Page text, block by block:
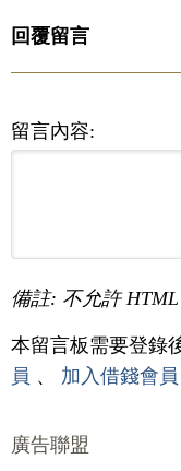
回覆留言
留言內容:
備註: 不允許
本留言板需要登錄
員 、 加入借錢會員
廣告聯盟